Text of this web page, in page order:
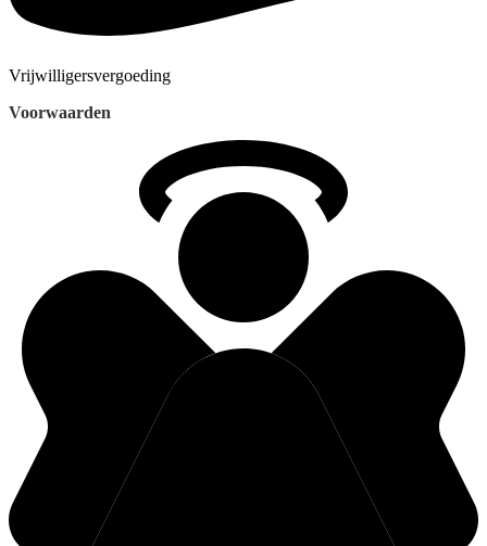
Vrijwilligersvergoeding
Voorwaarden